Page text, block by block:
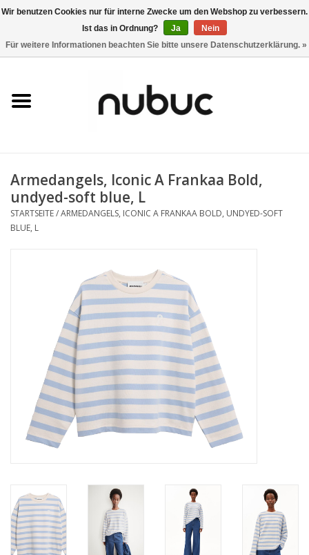
0 Artikel - CHF 0,00
Damen
Accessoires
Home
Armedangels, Iconic A Frankaa Bold,
undyed-soft blue, L
STARTSEITE/ARMEDANGELS, ICONIC A FRANKAA BOLD, UNDYED-SOFT
BLUE, L
Wir benutzen Cookies nur für interne Zwecke um den Webshop zu verbessern.
Ist das in Ordnung?
Ja
Nein
Für weitere Informationen beachten Sie bitte unsere Datenschutzerklärung. »